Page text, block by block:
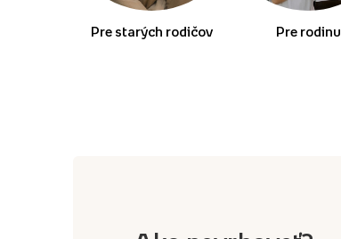
Pre starých rodičov Pre rodinu